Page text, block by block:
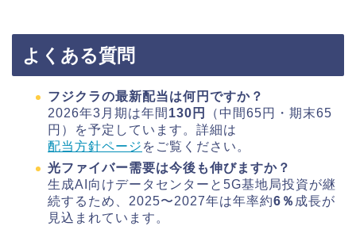
よくある質問
フジクラの最新配当は何円ですか？
2026年3月期は年間 130円
（中間65円・期末65
円）を予定しています。詳細は
配当方針ページ をご覧ください。
光ファイバー需要は今後も伸びますか？
生成AI向けデータセンターと5G基地局投資が継
続するため、2025〜2027年は年率約6％ 成長が
見込まれています。